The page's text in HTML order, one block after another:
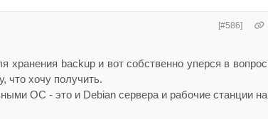
[#586]
хранения backup и вот собственно уперся в вопрос
что хочу получить.
ОС - это и Debian сервера и рабочие станции на